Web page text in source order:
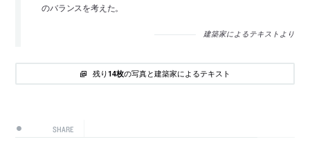
のバランスを考えた。
建築家によるテキストより
残り14枚の写真と建築家によるテキスト
SHARE